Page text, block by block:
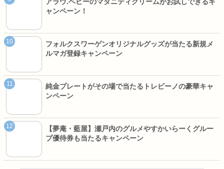
ャンペーン！
フォルクスワーゲンオリジナルグッズが当たる新規メ
ルマガ登録キャンペーン
純金プレートがその場で当たるトレビーノの豪華キャ
ンペーン
【夢庵・藍屋】瀬戸内のグルメやすかいらーくグルー
プ優待券も当たるキャンペーン